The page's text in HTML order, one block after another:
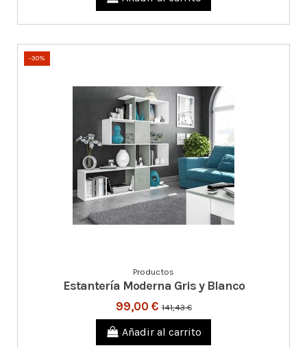
-30%
Productos
Estantería Moderna Gris y Blanco
99,00 €141,43 €
Añadir al carrito